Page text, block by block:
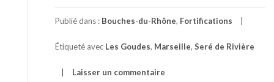
Publié dans : Bouches-du-Rhône, Fortifications
Étiqueté avec Les Goudes, Marseille, Seré de Rivière
Laisser un commentaire